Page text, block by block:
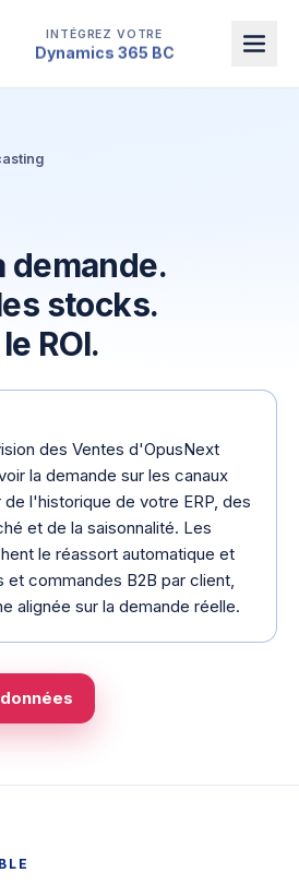
INTÉGREZ VOTRE
Dynamics 365 BC
demande.
stocks.
ROI.
des Ventes d'OpusNext
la demande sur les canaux
de l'historique de votre ERP, des
et de la saisonnalité. Les
le réassort automatique et
et commandes B2B par client,
alignée sur la demande réelle.